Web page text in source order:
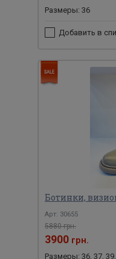
Размеры: 36
Добавить в
Ботинки,
Арт: 30655
5880 грн.
3900 грн.
Размеры: 36, 37, 39,